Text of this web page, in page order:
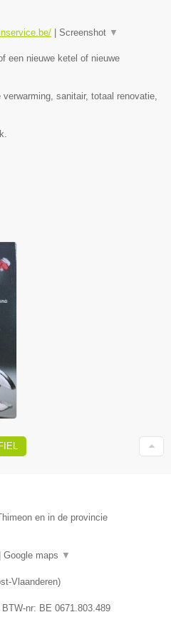
Screenshot ▼
een nieuwe ketel of nieuwe
sanitair, totaal renovatie,
en in de provincie
Google maps ▼
Vlaanderen)
BTW-nr: BE 0671.803.489